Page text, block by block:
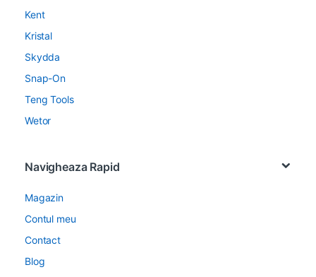
Kent
Kristal
Skydda
Snap-On
Teng Tools
Wetor
Navigheaza Rapid
Magazin
Contul meu
Contact
Blog